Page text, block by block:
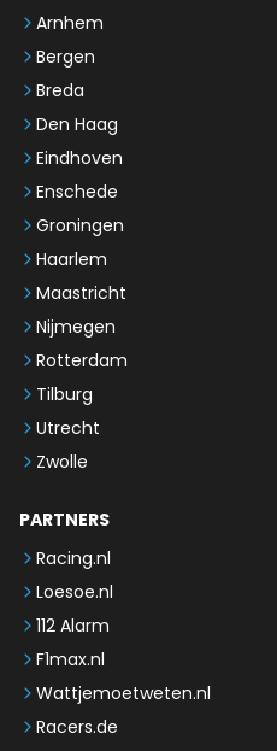
Arnhem
Bergen
Breda
Den Haag
Eindhoven
Enschede
Groningen
Haarlem
Maastricht
Nijmegen
Rotterdam
Tilburg
Utrecht
Zwolle
PARTNERS
Racing.nl
Loesoe.nl
112 Alarm
F1max.nl
Wattjemoetweten.nl
Racers.de